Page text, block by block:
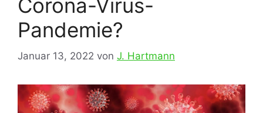
Corona-Virus-
Pandemie?
Januar 13, 2022 von J. Hartmann